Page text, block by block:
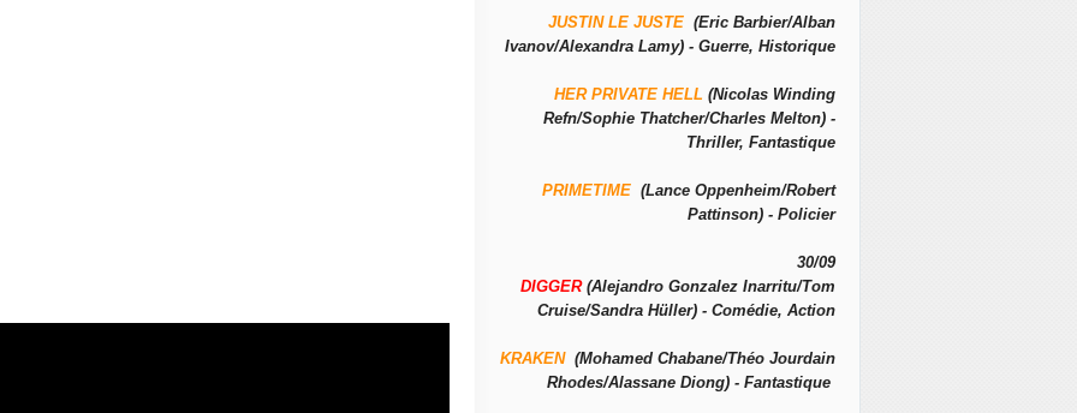
JUSTIN LE JUSTE (Eric Barbier/Alban
Ivanov/Alexandra Lamy) - Guerre, Historique
HER PRIVATE HELL (Nicolas Winding
Refn/Sophie Thatcher/Charles Melton) -
Thriller, Fantastique
PRIMETIME (Lance Oppenheim/Robert
Pattinson) - Policier
30/09
DIGGER (Alejandro Gonzalez Inarritu/Tom
Cruise/Sandra Hüller) - Comédie, Action
KRAKEN(Mohamed Chabane/Théo Jourdain
Rhodes/Alassane Diong) - Fantastique